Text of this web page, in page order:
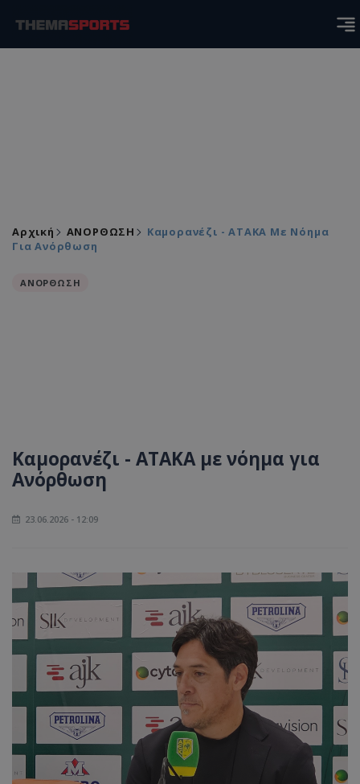
Αρχική ΑΝΟΡΘΩΣΗ
Καμορανέζι - ΑΤΑΚΑ Με Νόημα
Για Ανόρθωση
ΑΝΟΡΘΩΣΗ
Καμορανέζι - ΑΤΑΚΑ με νόημα για
Ανόρθωση
23.06.2026 - 12:09